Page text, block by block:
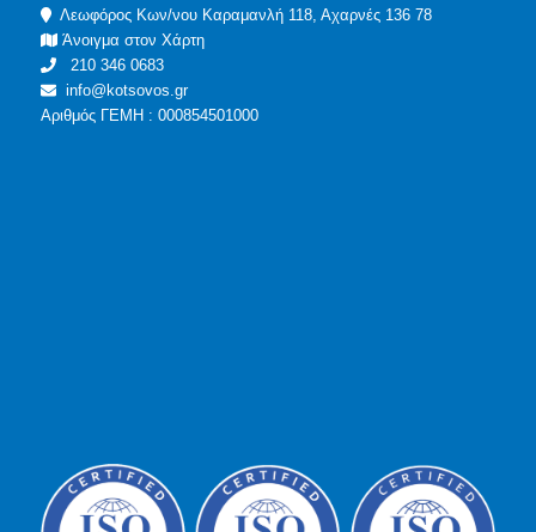
Λεωφόρος Κων/νου Καραμανλή 118, Αχαρνές 136 78
Άνοιγμα στον Χάρτη
210 346 0683
info@kotsovos.gr
Αριθμός ΓΕΜΗ : 000854501000